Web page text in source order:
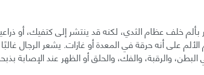
خلف عظام الثدي، لكنه قد ينتشر إلى كتفيك، أو
على أنه حرقة في المعدة أو غازات. يشعر الرجال
والرقبة، والفك، والحلق أو الظهر عند الإصابة